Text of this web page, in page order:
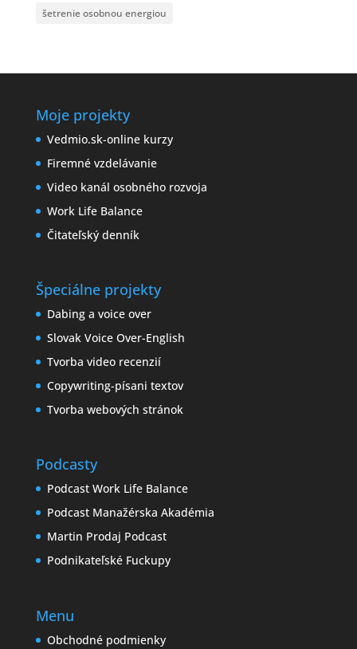
šetrenie osobnou energiou
Moje projekty
Vedmio.sk-online kurzy
Firemné vzdelávanie
Video kanál osobného rozvoja
Work Life Balance
Čitateľský denník
Špeciálne projekty
Dabing a voice over
Slovak Voice Over-English
Tvorba video recenzií
Copywriting-písani textov
Tvorba webových stránok
Podcasty
Podcast Work Life Balance
Podcast Manažérska Akadémia
Martin Prodaj Podcast
Podnikateľské Fuckupy
Menu
Obchodné podmienky